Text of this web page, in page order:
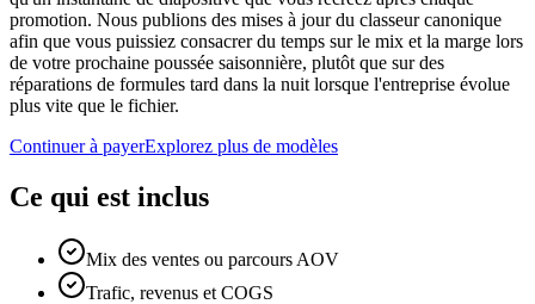
promotion. Nous publions des mises à jour du classeur canonique
afin que vous puissiez consacrer du temps sur le mix et la marge lors
de votre prochaine poussée saisonnière, plutôt que sur des
réparations de formules tard dans la nuit lorsque l'entreprise évolue
plus vite que le fichier.
Continuer à payerExplorez plus de modèles
Ce qui est inclus
Mix des ventes ou parcours AOV
Trafic, revenus et COGS